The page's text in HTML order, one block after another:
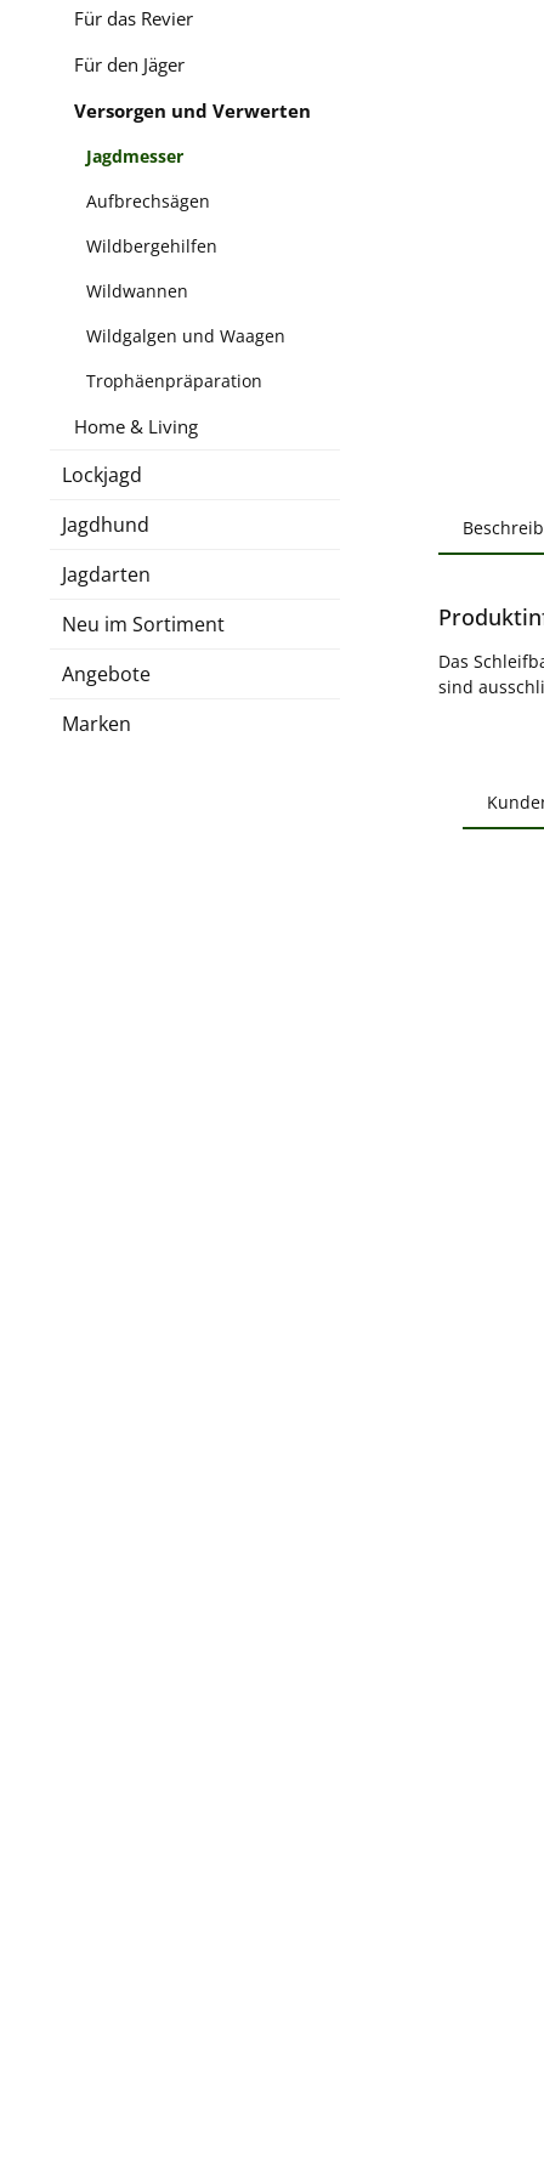
Für das Revier
Für den Jäger
Versorgen und Verwerten
Jagdmesser
Aufbrechsägen
Wildbergehilfen
Wildwannen
Wildgalgen und Waagen
Trophäenpräparation
Home & Living
Lockjagd
Jagdhund
Jagdarten
Neu im Sortiment
Angebote
Marken
Das
sind